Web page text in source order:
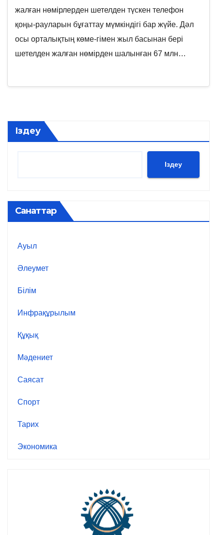
жалған нөмірлерден шетелден түскен телефон
қоңы-рауларын бұғаттау мүмкіндігі бар жүйе. Дәл
осы орталықтың көме-гімен жыл басынан бері
шетелден жалған нөмірден шалынған 67 млн…
Іздеу
Іздеу
Санаттар
Ауыл
Әлеумет
Білім
Инфрақұрылым
Құқық
Мәдениет
Саясат
Спорт
Тарих
Экономика